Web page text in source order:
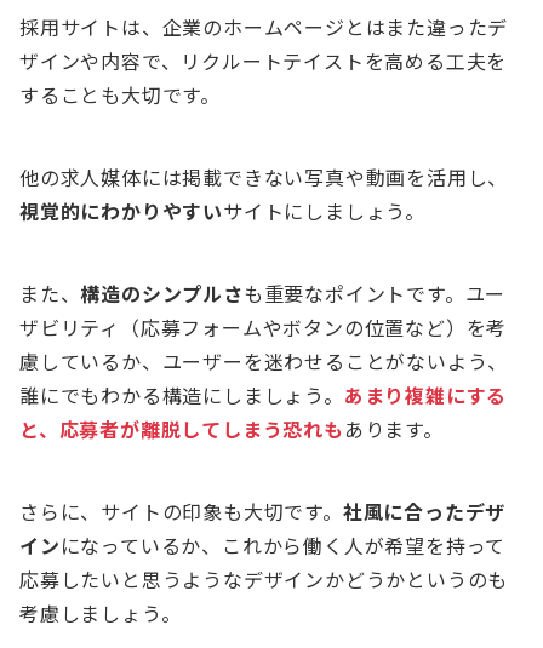
採用サイトは、企業のホームページとはまた違ったデ
ザインや内容で、リクルートテイストを高める工夫を
することも大切です。
他の求人媒体には掲載できない写真や動画を活用し、
視覚的にわかりやすいサイトにしましょう。
また、構造のシンプルさも重要なポイントです。ユー
ザビリティ（応募フォームやボタンの位置など）を考
慮しているか、ユーザーを迷わせることがないよう、
誰にでもわかる構造にしましょう。 あまり複雑にする
と、応募者が離脱してしまう恐れも あります。
さらに、サイトの印象も大切です。 社風に合ったデザ
インになっているか、これから働く人が希望を持って
応募したいと思うようなデザインかどうかというのも
考慮しましょう。